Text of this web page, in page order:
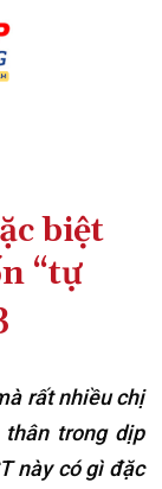
biệt
“tự
rất nhiều chị
trong dịp
này có gì đặc